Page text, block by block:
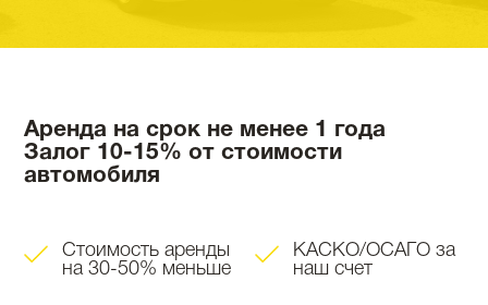
Аренда на срок не менее 1 года
Залог 10-15% от стоимости
автомобиля
Стоимость аренды
на 30-50% меньше
КАСКО/ОСАГО за
наш счет